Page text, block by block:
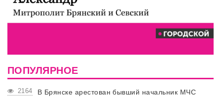
ПОПУЛЯРНОЕ
2164 В Брянске арестован бывший начальник МЧС